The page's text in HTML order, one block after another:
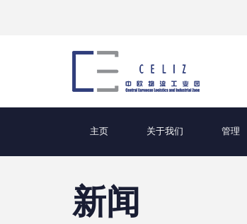
主页 关于我们 管理
新闻